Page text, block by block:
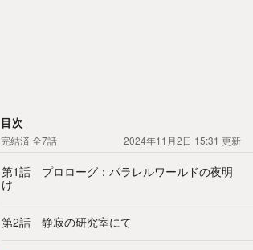
目次
完結済全7話 2024年11月2日 15:31 更新
第1話 プロローグ：パラレルワールドの夜明
け
第2話 静寂の研究室にて